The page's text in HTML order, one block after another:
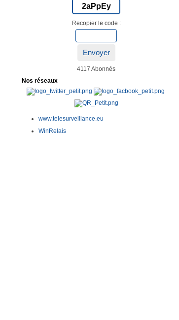
2aPpEy
Recopier le code :
Envoyer
4117 Abonnés
Nos réseaux
www.telesurveillance.eu
WinRelais